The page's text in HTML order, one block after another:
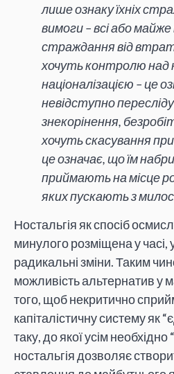
лише ознаку їхніх
вимоги – всі або
страждання від
хочуть контролю
націоналізацією – це
невідступно
знекорінення,
хочуть скасування
це означає, що їм
приймають на місце
яких пускають з
Ностальгія як спосіб
минулого розміщена у часі,
радикальні зміни. Таким
можливість альтернатив у
того, щоб некритично
капіталістичну систему як
таку, до якої усім
ностальгія дозволяє